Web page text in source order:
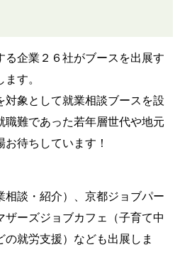
る企業２６社がブースを出展す
す。
対象として就業相談ブースを設
職難であった若年層世代や地元
待ちしています！
相談・紹介）、京都ジョブパー
ザーズジョブカフェ（子育て中
就労支援）なども出展しま